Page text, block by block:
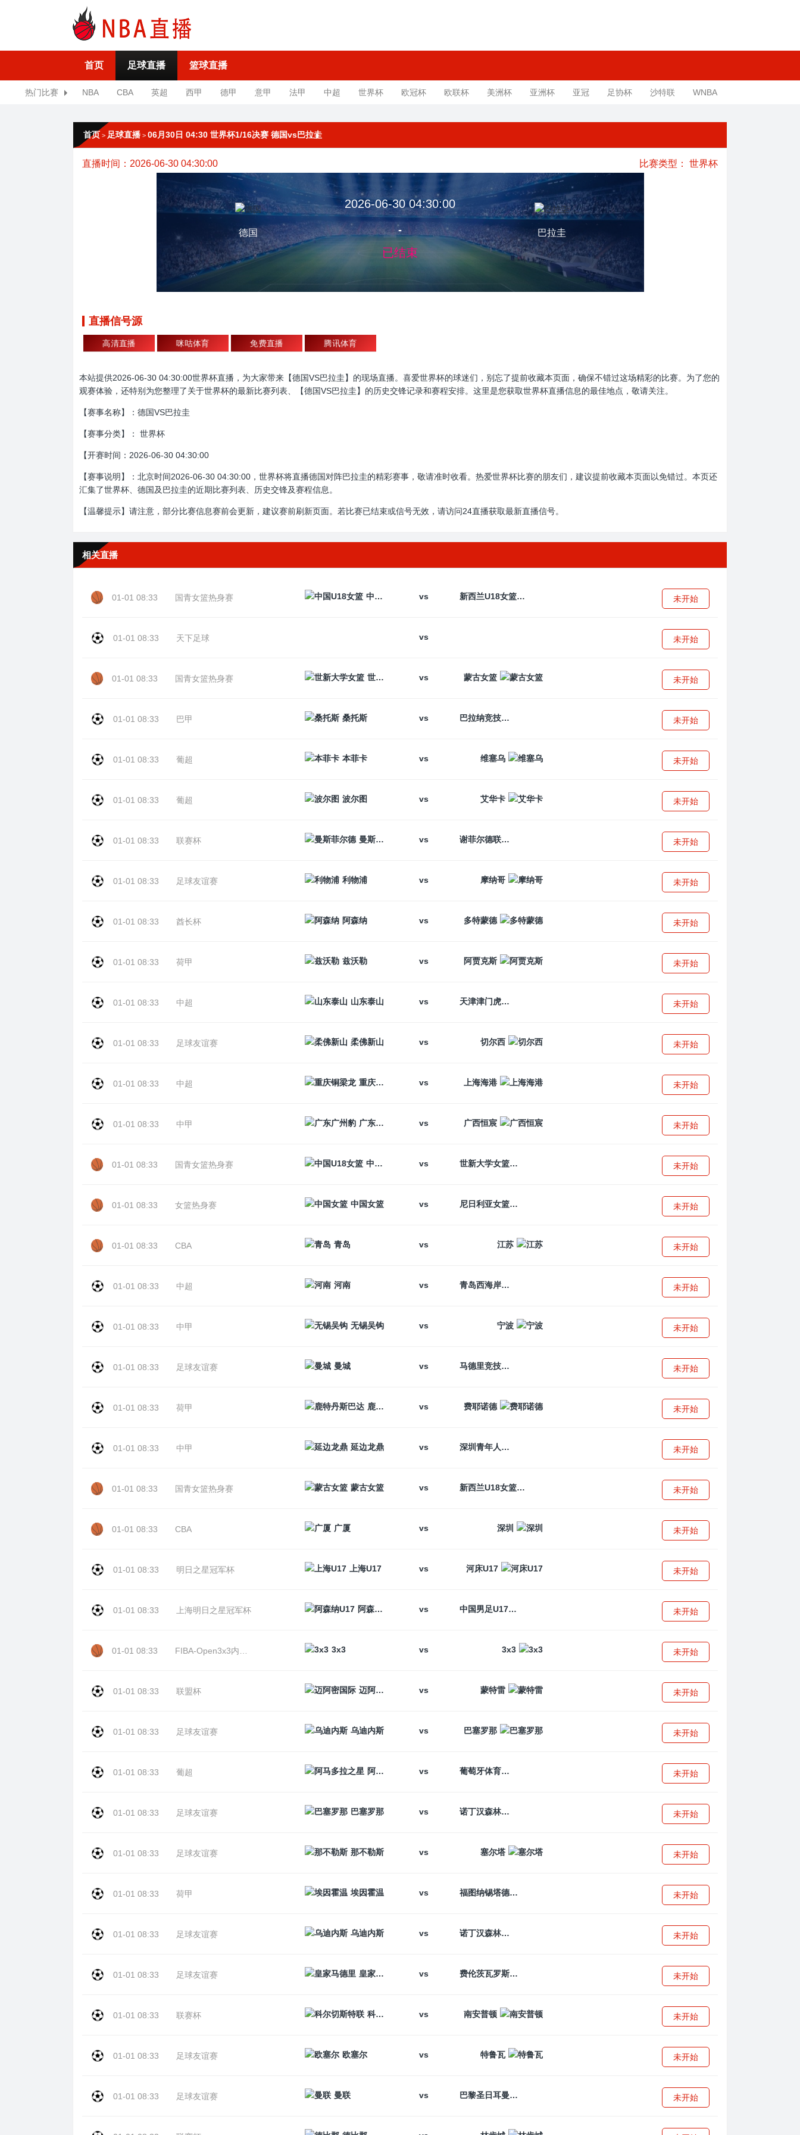
首页 足球直播 篮球直播
热门比赛 NBA CBA 英超 西甲 德甲 意甲 法甲 中超 世界杯 欧冠杯 欧联杯 美洲杯 亚洲杯 亚冠 足协杯 沙特联 WNBA
首页 > 足球直播 > 06月30日 04:30 世界杯1/16决赛 德国vs巴拉圭
直播时间：2026-06-30 04:30:00 比赛类型： 世界杯
德国
2026-06-30 04:30:00
-
已结束
巴拉圭
直播信号源
高清直播 咪咕体育 免费直播 腾讯体育
本站提供2026-06-30 04:30:00世界杯直播，为大家带来【德国VS巴拉圭】的现场直播。喜爱世界杯的球迷们，别忘了提前收藏本页面，确保不错过这场精彩的比赛。为了您的
观赛体验，还特别为您整理了关于世界杯的最新比赛列表、【德国VS巴拉圭】的历史交锋记录和赛程安排。这里是您获取世界杯直播信息的最佳地点，敬请关注。
【赛事名称】：德国VS巴拉圭
【赛事分类】： 世界杯
【开赛时间：2026-06-30 04:30:00
【赛事说明】：北京时间2026-06-30 04:30:00，世界杯将直播德国对阵巴拉圭的精彩赛事，敬请准时收看。热爱世界杯比赛的朋友们，建议提前收藏本页面以免错过。本页还
汇集了世界杯、德国及巴拉圭的近期比赛列表、历史交锋及赛程信息。
【温馨提示】请注意，部分比赛信息赛前会更新，建议赛前刷新页面。若比赛已结束或信号无效，请访问24直播获取最新直播信号。
相关直播
01-01 08:33 国青女篮热身赛 中国U18女篮 vs 新西兰U18女篮 未开始
01-01 08:33 天下足球 vs 未开始
01-01 08:33 国青女篮热身赛 世新大学女篮 vs 蒙古女篮 未开始
01-01 08:33 巴甲 桑托斯 vs 巴拉纳竞技 未开始
01-01 08:33 葡超 本菲卡 vs 维塞乌 未开始
01-01 08:33 葡超 波尔图 vs 艾华卡 未开始
01-01 08:33 联赛杯 曼斯菲尔德 vs 谢菲尔德联 未开始
01-01 08:33 足球友谊赛 利物浦 vs 摩纳哥 未开始
01-01 08:33 酋长杯 阿森纳 vs 多特蒙德 未开始
01-01 08:33 荷甲 兹沃勒 vs 阿贾克斯 未开始
01-01 08:33 中超 山东泰山 vs 天津津门虎 未开始
01-01 08:33 足球友谊赛 柔佛新山 vs 切尔西 未开始
01-01 08:33 中超 重庆铜梁龙 vs 上海海港 未开始
01-01 08:33 中甲 广东广州豹 vs 广西恒宸 未开始
01-01 08:33 国青女篮热身赛 中国U18女篮 vs 世新大学女篮 未开始
01-01 08:33 女篮热身赛 中国女篮 vs 尼日利亚女篮 未开始
01-01 08:33 CBA 青岛 vs 江苏 未开始
01-01 08:33 中超 河南 vs 青岛西海岸 未开始
01-01 08:33 中甲 无锡吴钩 vs 宁波 未开始
01-01 08:33 足球友谊赛 曼城 vs 马德里竞技 未开始
01-01 08:33 荷甲 鹿特丹斯巴达 vs 费耶诺德 未开始
01-01 08:33 中甲 延边龙鼎 vs 深圳青年人 未开始
01-01 08:33 国青女篮热身赛 蒙古女篮 vs 新西兰U18女篮 未开始
01-01 08:33 CBA 广厦 vs 深圳 未开始
01-01 08:33 明日之星冠军杯 上海U17 vs 河床U17 未开始
01-01 08:33 上海明日之星冠军杯 阿森纳U17 vs 中国男足U17 未开始
01-01 08:33 3x3 vs 3x3 未开始
01-01 08:33 联盟杯 迈阿密国际 vs 蒙特雷 未开始
01-01 08:33 足球友谊赛 乌迪内斯 vs 巴塞罗那 未开始
01-01 08:33 葡超 阿马多拉之星 vs 葡萄牙体育 未开始
01-01 08:33 足球友谊赛 巴塞罗那 vs 诺丁汉森林 未开始
01-01 08:33 足球友谊赛 那不勒斯 vs 塞尔塔 未开始
01-01 08:33 荷甲 埃因霍温 vs 福图纳锡塔德 未开始
01-01 08:33 足球友谊赛 乌迪内斯 vs 诺丁汉森林 未开始
01-01 08:33 足球友谊赛 皇家马德里 vs 费伦茨瓦罗斯 未开始
01-01 08:33 联赛杯 科尔切斯特联 vs 南安普顿 未开始
01-01 08:33 足球友谊赛 欧塞尔 vs 特鲁瓦 未开始
01-01 08:33 足球友谊赛 曼联 vs 巴黎圣日耳曼 未开始